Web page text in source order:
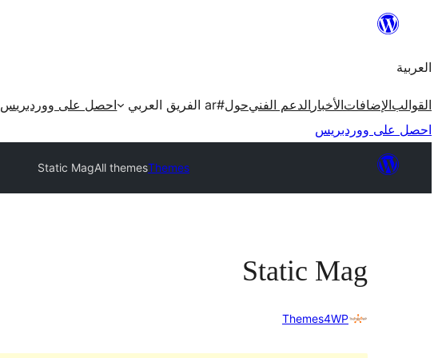
المحتوى
العربية
القوالبالإضافاتالأخبار الدعم الفنيحول#ar الفريق العربي
احصل على ووردبريس
احصل على ووردبريس
Themes
All themes
Static Mag
Static Mag
Themes4WP